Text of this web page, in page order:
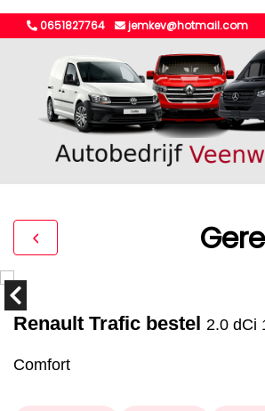
0651827764 jemkev@hotmail.com
Renault Trafic bestel 2.0 dCi
Comfort